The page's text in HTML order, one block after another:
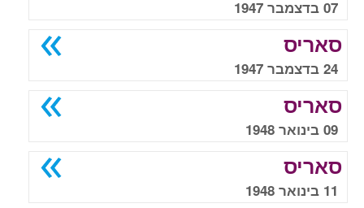
07 בדצמבר 1947
סאריס
24 בדצמבר 1947
סאריס
09 בינואר 1948
סאריס
11 בינואר 1948